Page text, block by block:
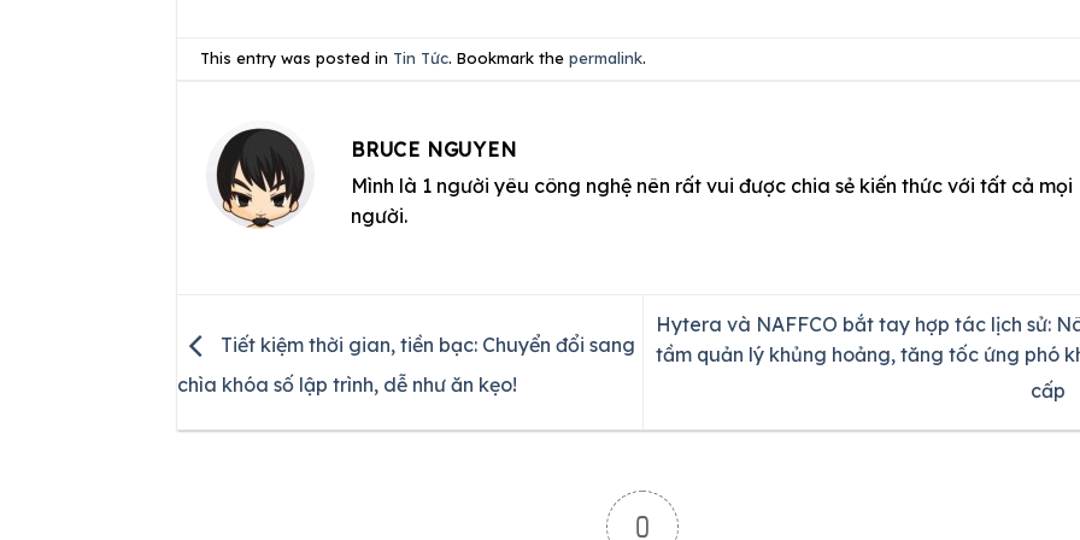
This entry was posted in Tin Tức. Bookmark thepermalink.
BRUCE NGUYEN
Mình là 1 người yêu công nghệ nên rất vui được chia sẻ kiến thức với tất cả mọi
người.
Tiết kiệm thời gian, tiền bạc: Chuyển đổi sang
chìa khóa số lập trình, dễ như ăn kẹo!
Hytera và NAFFCO bắt tay hợp tác lịch sử:
tầm quản lý khủng hoảng, tăng tốc ứng phó
cấp
0